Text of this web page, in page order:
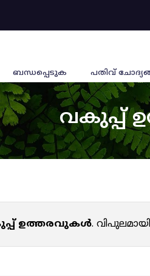
ബന്ധപ്പെടുക പതിവ്
വകുപ്പ്
ഉത്തരവുകൾ.